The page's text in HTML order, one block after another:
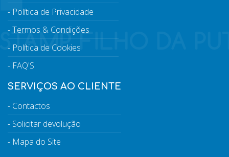
Política de Privacidade
Termos & Condições
Política de Cookies
FAQ'S
SERVIÇOS AO CLIENTE
Contactos
Solicitar devolução
Mapa do Site